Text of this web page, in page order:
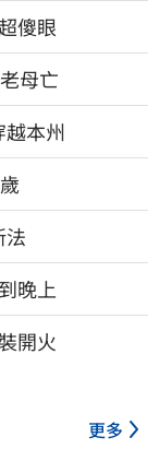
傻眼
母亡
本州
法
晚上
開火
更多